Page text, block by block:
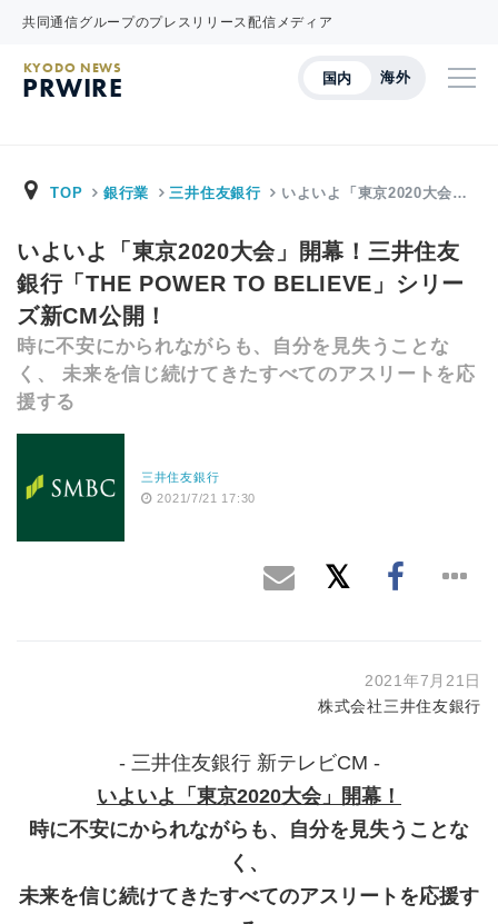
共同通信グループのプレスリリース配信メディア
国内 海外
KYODO NEWS
PRWIRE
TOP 銀行業 三井住友銀行 いよいよ「東京2020大会…
いよいよ「東京2020大会」開幕！三井住友
銀行「THE POWER TO BELIEVE」シリー
ズ新CM公開！
時に不安にかられながらも、自分を見失うことな
く、 未来を信じ続けてきたすべてのアスリートを応
援する
三井住友銀行
2021/7/21 17:30
2021年7月21日
株式会社三井住友銀行
- 三井住友銀行 新テレビCM -
いよいよ「東京2020大会」開幕！
時に不安にかられながらも、自分を見失うことな
く、
未来を信じ続けてきたすべてのアスリートを応援す